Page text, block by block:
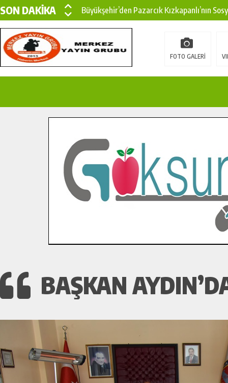
SON DAKİKA
Büyükşehir’den Pazarcık Kızkapanlı’nın
Büyükşehir’den Pazarcık Kırsalına Modern
Çin’den KSÜ’ye Uluslararası Başarı:
İlçe Jandarma Komutanı Karakaya’dan
Bertiz’in Yeni Köprüsünde Sona Doğru.
FOTO GALERİ
BAŞKAN